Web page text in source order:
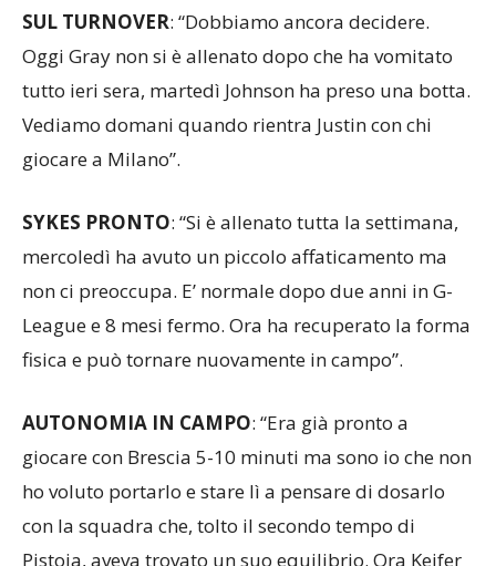
SUL TURNOVER: “Dobbiamo ancora decidere.
Oggi Gray non si è allenato dopo che ha vomitato
tutto ieri sera, martedì Johnson ha preso una botta.
Vediamo domani quando rientra Justin con chi
giocare a Milano”.
SYKES PRONTO: “Si è allenato tutta la settimana,
mercoledì ha avuto un piccolo affaticamento ma
non ci preoccupa. E’ normale dopo due anni in G-
League e 8 mesi fermo. Ora ha recuperato la forma
fisica e può tornare nuovamente in campo”.
AUTONOMIA IN CAMPO: “Era già pronto a
giocare con Brescia 5-10 minuti ma sono io che non
ho voluto portarlo e stare lì a pensare di dosarlo
con la squadra che, tolto il secondo tempo di
Pistoia, aveva trovato un suo equilibrio. Ora Keifer